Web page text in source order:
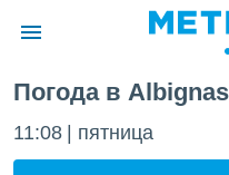
о
Погода в
11:08 пятница